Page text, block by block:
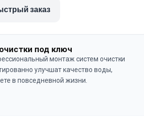
заказ
под ключ
монтаж систем очистки
улучшат качество воды,
в повседневной жизни.